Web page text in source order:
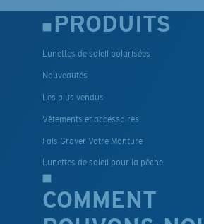
PRODUITS
Lunettes de soleil polarisées
Nouveautés
Les plus vendus
Vêtements et accessoires
Fais Graver Votre Monture
Lunettes de soleil pour la pêche
COMMENT